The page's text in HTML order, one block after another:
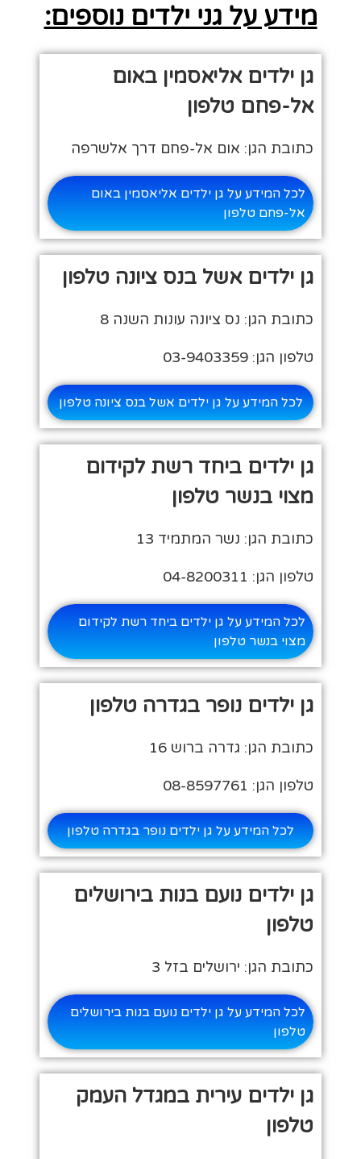
מידע על גני ילדים נוספים:
גן ילדים אליאסמין באום
אל-פחם טלפון
כתובת הגן: אום אל-פחם דרך אלשרפה
לכל המידע על גן ילדים אליאסמין באום
אל-פחם טלפון
גן ילדים אשל בנס ציונה טלפון
כתובת הגן: נס ציונה עונות השנה 8
טלפון הגן: 03-9403359
לכל המידע על גן ילדים אשל בנס ציונה טלפון
גן ילדים ביחד רשת לקידום
מצוי בנשר טלפון
כתובת הגן: נשר המתמיד 13
טלפון הגן: 04-8200311
לכל המידע על גן ילדים ביחד רשת לקידום
מצוי בנשר טלפון
גן ילדים נופר בגדרה טלפון
כתובת הגן: גדרה ברוש 16
טלפון הגן: 08-8597761
לכל המידע על גן ילדים נופר בגדרה טלפון
גן ילדים נועם בנות בירושלים
טלפון
כתובת הגן: ירושלים בזל 3
לכל המידע על גן ילדים נועם בנות בירושלים
טלפון
גן ילדים עירית במגדל העמק
טלפון